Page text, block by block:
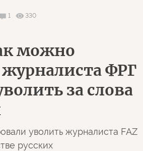
1
330
можно
ФРГ
за слова
уволить журналиста FAZ
русских